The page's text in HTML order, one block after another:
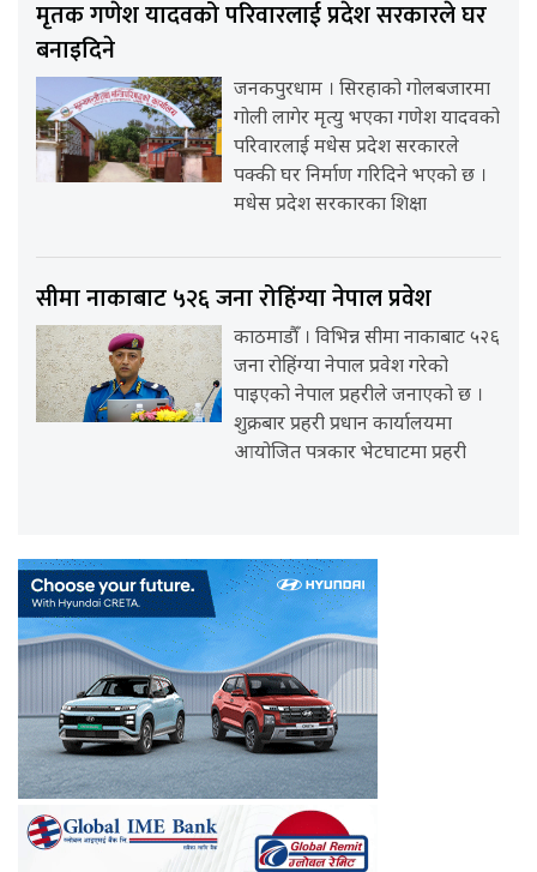
मृतक गणेश यादवको परिवारलाई प्रदेश सरकारले घर
बनाइदिने
जनकपुरधाम । सिरहाको गोलबजारमा
गोली लागेर मृत्यु भएका गणेश यादवको
परिवारलाई मधेस प्रदेश सरकारले
पक्की घर निर्माण गरिदिने भएको छ ।
मधेस प्रदेश सरकारका शिक्षा
सीमा नाकाबाट ५२६ जना रोहिंग्या नेपाल प्रवेश
काठमाडौँ । विभिन्न सीमा नाकाबाट ५२६
जना रोहिंग्या नेपाल प्रवेश गरेको
पाइएको नेपाल प्रहरीले जनाएको छ ।
शुक्रबार प्रहरी प्रधान कार्यालयमा
आयोजित पत्रकार भेटघाटमा प्रहरी